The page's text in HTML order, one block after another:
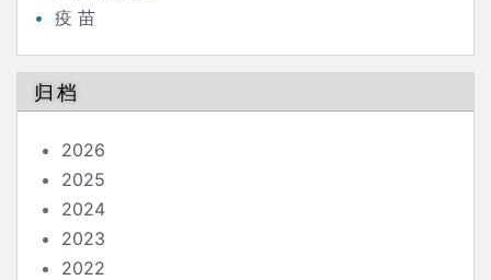
疫 苗
归档
2026
2025
2024
2023
2022